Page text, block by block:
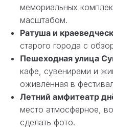
мемориальных
масштабом.
Ратуша и
старого города с
Пешеходная улица
кафе, сувенирами и
оживлённая в
Летний амфитеатр
место атмосферное,
сделать фото.